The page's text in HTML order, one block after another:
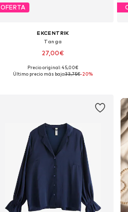
OFERTA
EKCENTRIK
Tanga
27,00€
Tallas disponibles: S, M, L
Precio original: 45,00€
Último precio más bajo:33,75€-20%